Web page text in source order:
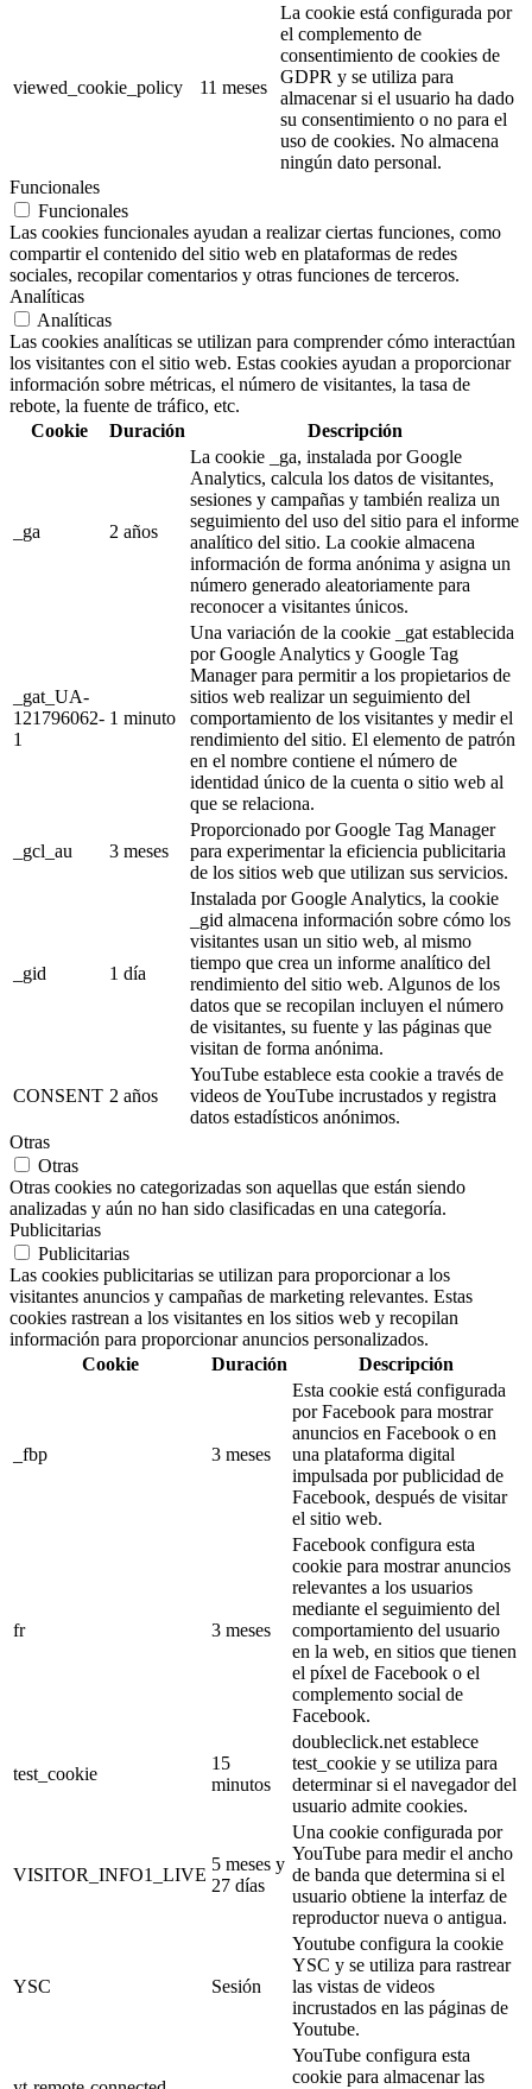
viewed_cookie_policy 11 meses
La cookie está configurada por
el complemento de
consentimiento de cookies de
GDPR y se utiliza para
almacenar si el usuario ha dado
su consentimiento o no para el
uso de cookies. No almacena
ningún dato personal.
Funcionales
Funcionales
Las cookies funcionales ayudan a realizar ciertas funciones, como
compartir el contenido del sitio web en plataformas de redes
sociales, recopilar comentarios y otras funciones de terceros.
Analíticas
Analíticas
Las cookies analíticas se utilizan para comprender cómo interactúan
los visitantes con el sitio web. Estas cookies ayudan a proporcionar
información sobre métricas, el número de visitantes, la tasa de
rebote, la fuente de tráfico, etc.
Cookie
Duración Descripción
_ga 2 años
La cookie _ga, instalada por Google
Analytics, calcula los datos de visitantes,
sesiones y campañas y también realiza un
seguimiento del uso del sitio para el informe
analítico del sitio. La cookie almacena
información de forma anónima y asigna un
número generado aleatoriamente para
reconocer a visitantes únicos.
_gat_UA-
121796062-
1
1 minuto
Una variación de la cookie _gat establecida
por Google Analytics y Google Tag
Manager para permitir a los propietarios de
sitios web realizar un seguimiento del
comportamiento de los visitantes y medir el
rendimiento del sitio. El elemento de patrón
en el nombre contiene el número de
identidad único de la cuenta o sitio web al
que se relaciona.
_gcl_au 3 meses
Proporcionado por Google Tag Manager
para experimentar la eficiencia publicitaria
de los sitios web que utilizan sus servicios.
_gid 1 día
Instalada por Google Analytics, la cookie
_gid almacena información sobre cómo los
visitantes usan un sitio web, al mismo
tiempo que crea un informe analítico del
rendimiento del sitio web. Algunos de los
datos que se recopilan incluyen el número
de visitantes, su fuente y las páginas que
visitan de forma anónima.
CONSENT 2 años
YouTube establece esta cookie a través de
videos de YouTube incrustados y registra
datos estadísticos anónimos.
Otras
Otras
Otras cookies no categorizadas son aquellas que están siendo
analizadas y aún no han sido clasificadas en una categoría.
Publicitarias
Publicitarias
Las cookies publicitarias se utilizan para proporcionar a los
visitantes anuncios y campañas de marketing relevantes. Estas
cookies rastrean a los visitantes en los sitios web y recopilan
información para proporcionar anuncios personalizados.
Cookie
Duración Descripción
_fbp 3 meses
Esta cookie está configurada
por Facebook para mostrar
anuncios en Facebook o en
una plataforma digital
impulsada por publicidad de
Facebook, después de visitar
el sitio web.
fr 3 meses
Facebook configura esta
cookie para mostrar anuncios
relevantes a los usuarios
mediante el seguimiento del
comportamiento del usuario
en la web, en sitios que tienen
el píxel de Facebook o el
complemento social de
Facebook.
test_cookie
15
minutos
doubleclick.net establece
test_cookie y se utiliza para
determinar si el navegador del
usuario admite cookies.
VISITOR_INFO1_LIVE
5 meses y
27 días
Una cookie configurada por
YouTube para medir el ancho
de banda que determina si el
usuario obtiene la interfaz de
reproductor nueva o antigua.
YSC Sesión
Youtube configura la cookie
YSC y se utiliza para rastrear
las vistas de videos
incrustados en las páginas de
Youtube.
YouTube configura esta
cookie para almacenar las